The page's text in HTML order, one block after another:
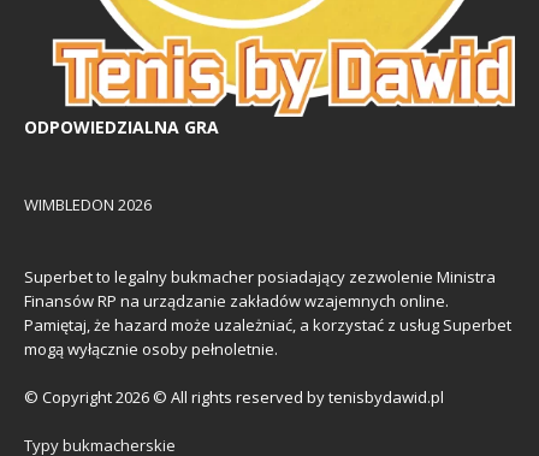
ODPOWIEDZIALNA GRA
WIMBLEDON 2026
Superbet to legalny bukmacher posiadający zezwolenie Ministra
Finansów RP na urządzanie zakładów wzajemnych online.
Pamiętaj, że hazard może uzależniać, a korzystać z usług Superbet
mogą wyłącznie osoby pełnoletnie.
© Copyright 2026 © All rights reserved by tenisbydawid.pl
Typy bukmacherskie